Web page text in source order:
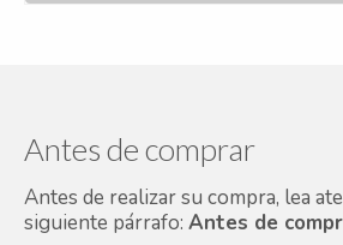
Antes de comprar
Antes de realizar su compra, lea
siguiente párrafo: Antes de